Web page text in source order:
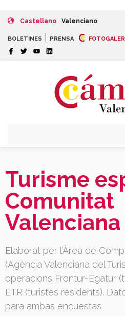
Castellano Valenciano
BOLETINES PRENSA
Turisme
Comunitat
Valenciana
Elaborat per l’Àrea de
(Agència Valenciana del
operacions Frontur-Egatur
ETR (turistes residents).
para ambas encuestas